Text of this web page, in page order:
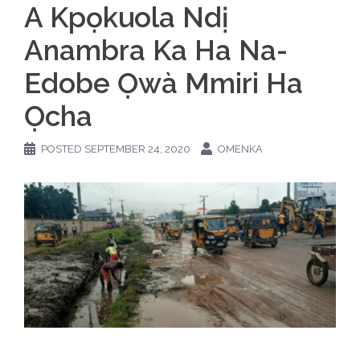
A Kpọkuola Ndị
Anambra Ka Ha Na-
Edobe Ọwà Mmiri Ha
Ọcha
POSTED SEPTEMBER 24, 2020 OMENKA